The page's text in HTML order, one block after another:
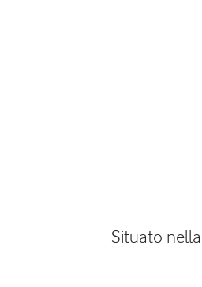
Situato